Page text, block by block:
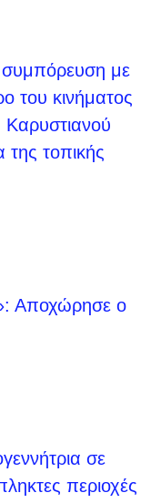
με
του κινήματος
της τοπικής
Αποχώρησε ο
σε
περιοχές